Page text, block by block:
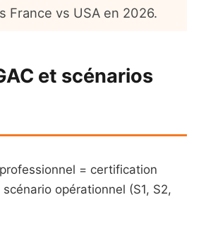
France vs USA en 2026.
et scénarios
= certification
opérationnel (S1, S2,